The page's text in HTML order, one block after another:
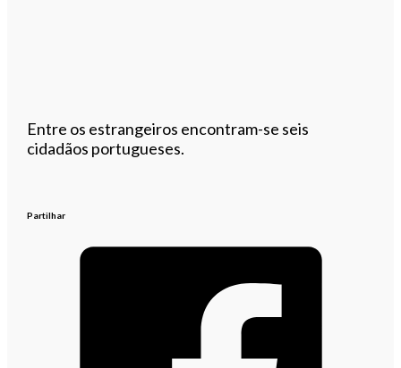
Entre os estrangeiros encontram-se seis
cidadãos portugueses.
Partilhar